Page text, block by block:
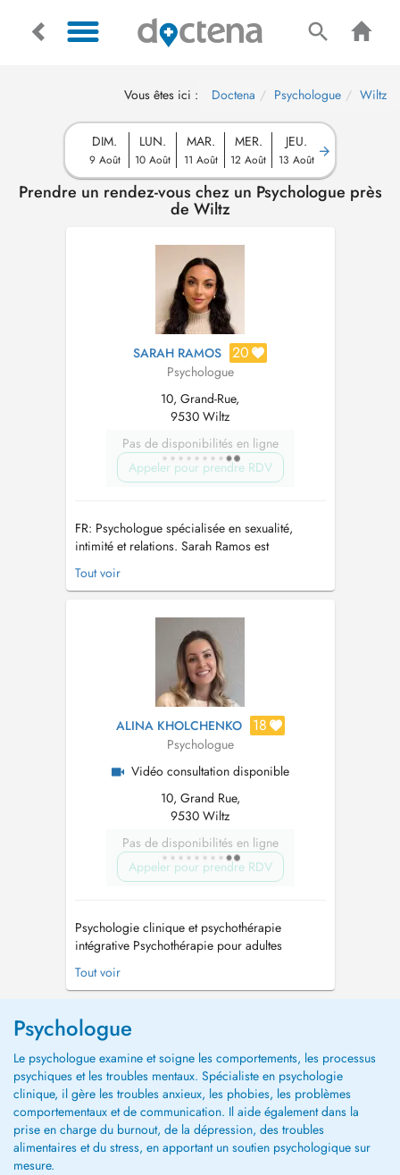
Vous êtes ici : Doctena Psychologue Wiltz
DIM.
9 Août
LUN.
10 Août
MAR.
11 Août
MER.
12 Août
JEU.
13 Août
Prendre un rendez-vous chez un Psychologue près
de Wiltz
SARAH RAMOS 20
Psychologue
10, Grand-Rue,
9530 Wiltz
Pas de disponibilités en ligne
Appeler pour prendre RDV
FR: Psychologue spécialisée en sexualité,
intimité et relations. Sarah Ramos est
psychologue, titulaire dun master en sexologie,
et vous accompagne avec bienveillance dans
la relation de couple. Elle propose un
accompagnement professionnel pou...
Tout voir
ALINA KHOLCHENKO 18
Psychologue
Vidéo consultation disponible
10, Grand Rue,
9530 Wiltz
Pas de disponibilités en ligne
Appeler pour prendre RDV
Psychologie clinique et psychothérapie
intégrative Psychothérapie pour adultes
Psychothérapie pour enfants et adolescents
Accompagnement parental et guidance
des émotions Burn-out, surcharge mentale et
épuisement professionnel Développement
émotion...
Tout voir
Psychologue
Le psychologue examine et soigne les comportements, les processus
psychiques et les troubles mentaux. Spécialiste en psychologie
clinique, il gère les troubles anxieux, les phobies, les problèmes
comportementaux et de communication. Il aide également dans la
prise en charge du burnout, de la dépression, des troubles
alimentaires et du stress, en apportant un soutien psychologique sur
mesure.